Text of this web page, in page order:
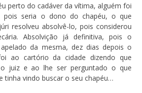
perto do cadáver da vítima, alguém foi
pois seria o dono do chapéu, o que
resolveu absolvê-lo, pois considerou
Absolvição já definitiva, pois o
da mesma, dez dias depois o
ao cartório da cidade dizendo que
juiz e ao lhe ser perguntado o que
tinha vindo buscar o seu chapéu…